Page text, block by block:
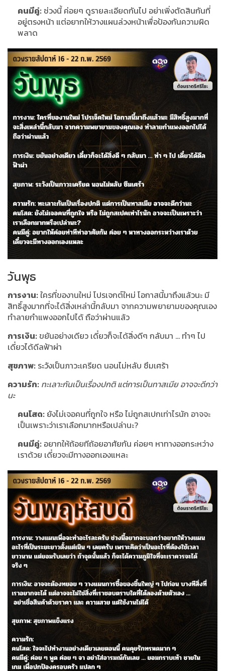
คนมีคู่: ช่วงนี้ ค่อยๆ ดูรายละเอียดกันไป อย่าเพิ่งตัดสินกันที่
อยู่ตรงหน้า แต่อยากให้วางแผนล่วงหน้าเพื่อป้องกันความผิด
พลาด
วันพุธ
การงาน:ใครที่ของานใหม่ โปรเจกต์ใหม่ โอกาสนี้มาถึงแล้วนะ มี
สิทธิ์สูงมากที่จะได้สิ่งเหล่านี้กลับมา จากความพยายามของคุณเอง
ทำลายกำแพงออกไปได้ ถือว่าผ่านแล้ว
การเงิน: ขยันอย่างเดียว เดี๋ยวก็จะได้สิ่งดีๆ กลับมา … ทำๆ ไป
เดี๋ยวได้ดีลฟ้าผ่า
สุขภาพ: ระวังเป็นภาวะเครียด นอนไม่หลับ ซึมเศร้า
ความรัก: ทะเลาะกันเป็นเรื่องปกติ แต่การเป็นทาสเมีย อาจจะดีกว่า
นะ
คนโสด: ยังไม่เจอคนที่ถูกใจ หรือ ไม่ถูกสเปกเท่าไรนัก อาจจะ
เป็นเพราะว่าเราเลือกมากหรือเปล่านะ?
คนมีคู่: อยากให้ถ้อยทีถ้อยอาศัยกัน ค่อยๆ หาทางออกระหว่าง
เราด้วย เดี๋ยวจะมีทางออกเองแหละ